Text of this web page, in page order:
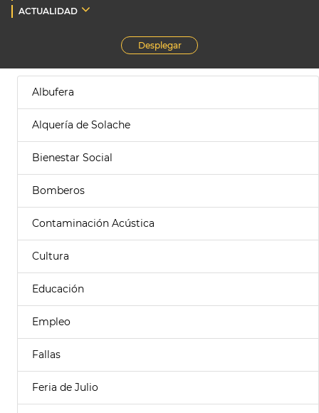
ACTUALIDAD
Desplegar
Albufera
Alquería de Solache
Bienestar Social
Bomberos
Contaminación Acústica
Cultura
Educación
Empleo
Fallas
Feria de Julio